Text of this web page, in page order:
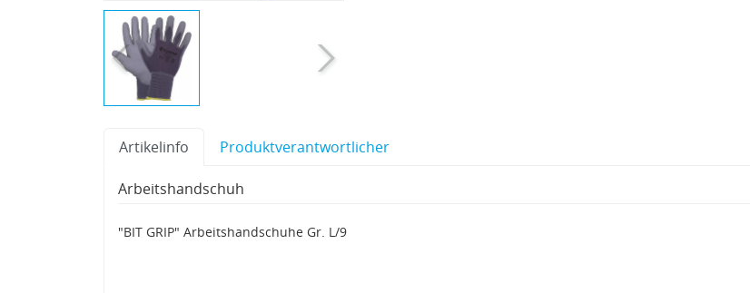
Artikelinfo Produktverantwortlicher
Arbeitshandschuh
"BIT GRIP" Arbeitshandschuhe Gr. L/9